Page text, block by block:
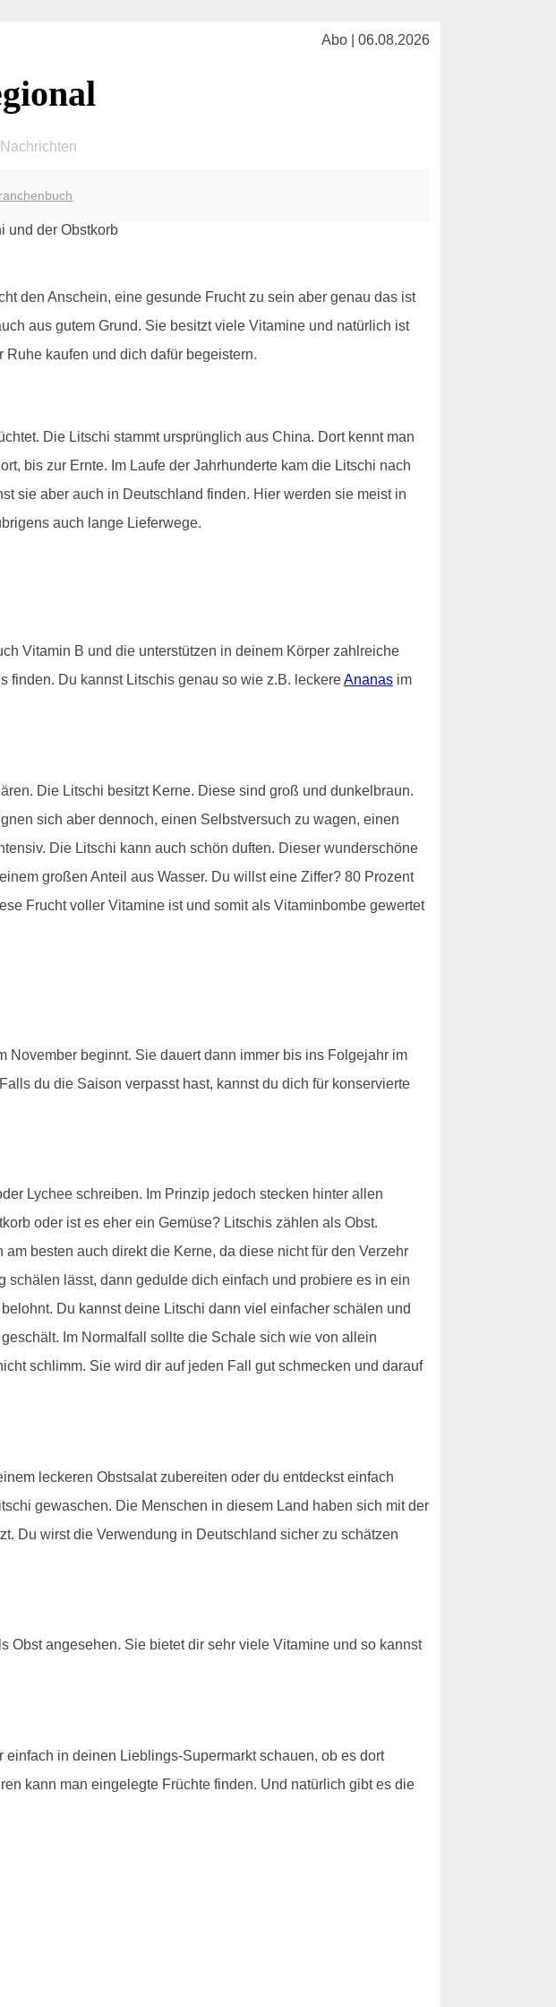
Abo | 06.08.2026
den Anschein, eine gesunde Frucht zu sein aber genau das ist
aus gutem Grund. Sie besitzt viele Vitamine und natürlich ist
kaufen und dich dafür begeistern.
Die Litschi stammt ursprünglich aus China. Dort kennt man
bis zur Ernte. Im Laufe der Jahrhunderte kam die Litschi nach
sie aber auch in Deutschland finden. Hier werden sie meist in
auch lange Lieferwege.
Vitamin B und die unterstützen in deinem Körper zahlreiche
finden. Du kannst Litschis genau so wie z.B. leckereAnanasim
Die Litschi besitzt Kerne. Diese sind groß und dunkelbraun.
sich aber dennoch, einen Selbstversuch zu wagen, einen
Die Litschi kann auch schön duften. Dieser wunderschöne
großen Anteil aus Wasser. Du willst eine Ziffer? 80 Prozent
Frucht voller Vitamine ist und somit als Vitaminbombe gewertet
beginnt. Sie dauert dann immer bis ins Folgejahr im
du die Saison verpasst hast, kannst du dich für konservierte
Lychee schreiben. Im Prinzip jedoch stecken hinter allen
oder ist es eher ein Gemüse? Litschis zählen als Obst.
besten auch direkt die Kerne, da diese nicht für den Verzehr
lässt, dann gedulde dich einfach und probiere es in ein
Du kannst deine Litschi dann viel einfacher schälen und
Im Normalfall sollte die Schale sich wie von allein
schlimm. Sie wird dir auf jeden Fall gut schmecken und darauf
leckeren Obstsalat zubereiten oder du entdeckst einfach
gewaschen. Die Menschen in diesem Land haben sich mit der
Du wirst die Verwendung in Deutschland sicher zu schätzen
Obst angesehen. Sie bietet dir sehr viele Vitamine und so kannst
in deinen Lieblings-Supermarkt schauen, ob es dort
kann man eingelegte Früchte finden. Und natürlich gibt es die